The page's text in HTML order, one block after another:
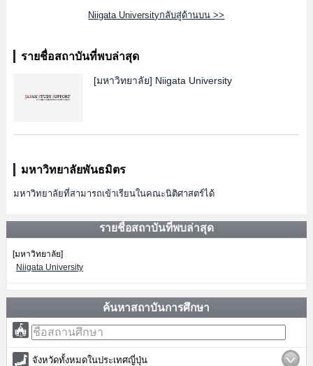
Niigata Universityกลับสู่ด้านบน >>
รายชื่อสถาบันที่พบล่าสุด
[มหาวิทยาลัย] Niigata University
มหาวิทยาลัยพันธมิตร
มหาวิทยาลัยที่สามารถเข้าเรียนในคณะนิติศาสตร์ได้
รายชื่อสถาบันที่พบล่าสุด
[มหาวิทยาลัย]
Niigata University
ค้นหาสถาบันการศึกษา
จังหวัดทั้งหมดในประเทศญี่ปุ่น